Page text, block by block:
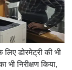
लिए डोरमेट्री की भी
भी निरीक्षण किया,